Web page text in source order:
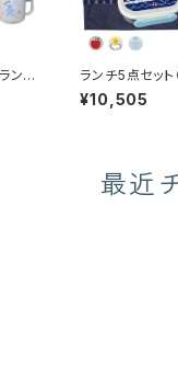
ンチ
ランチ5点セット
ボックス）
¥10,505
最近